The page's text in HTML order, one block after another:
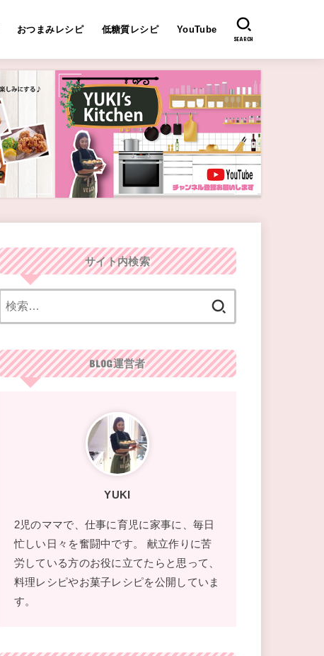
おつまみレシピ 低糖質レシピ YouTube
SEARCH
サイト内検索
BLOG運営者
YUKI
2児のママで、仕事に育児に家事に、毎日
忙しい日々を奮闘中です。 献立作りに苦
労している方のお役に立てたらと思って、
料理レシピやお菓子レシピを公開していま
す。